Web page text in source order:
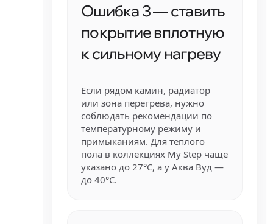
Ошибка 3 — ставить
покрытие вплотную
к сильному нагреву
Если рядом камин, радиатор
или зона перегрева, нужно
соблюдать рекомендации по
температурному режиму и
примыканиям. Для теплого
пола в коллекциях My Step чаще
указано до 27°C, а у Аква Вуд —
до 40°C.